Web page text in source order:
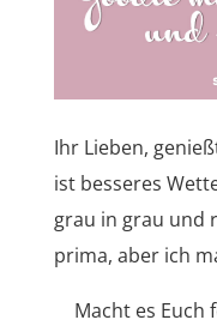
Ihr Lieben,
ist besseres
grau in grau und
prima, aber ich
Macht es Euch